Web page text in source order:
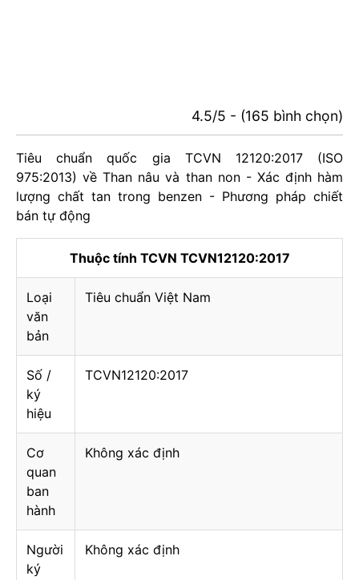
4.5/5 - (165 bình chọn)
Tiêu chuẩn quốc gia TCVN 12120:2017 (ISO
975:2013) về Than nâu và than non - Xác định hàm
lượng chất tan trong benzen - Phương pháp chiết
bán tự động
Thuộc tính TCVN TCVN12120:2017
Loại
văn
bản
Tiêu chuẩn Việt Nam
Số /
ký
hiệu
TCVN12120:2017
Cơ
quan
ban
hành
Không xác định
Người
ký
Không xác định